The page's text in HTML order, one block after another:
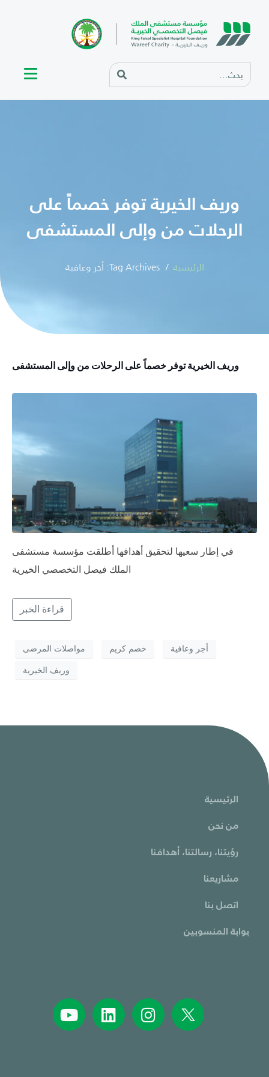
وريف الخيرية توفر خصماً على
الرحلات من وإلى المستشفى
الرئيسية Tag Archives: أجر وعافية
وريف الخيرية توفر خصماً على الرحلات من وإلى المستشفى
في إطار سعيها لتحقيق أهدافها أطلقت مؤسسة مستشفى
الملك فيصل التخصصي الخيرية
قراءة الخبر
أجر وعافية خصم كريم
مواصلات المرضى
وريف الخيرية
الرئيسية
من نحن
رؤيتنا، رسالتنا، أهدافنا
مشاريعنا
اتصل بنا
بوابة المنسوبين